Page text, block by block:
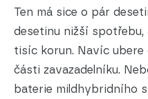
Ten má sice o pár
desetinu nižší spotřebu,
tisíc korun. Navíc
části zavazadelníku.
baterie mildhybridního